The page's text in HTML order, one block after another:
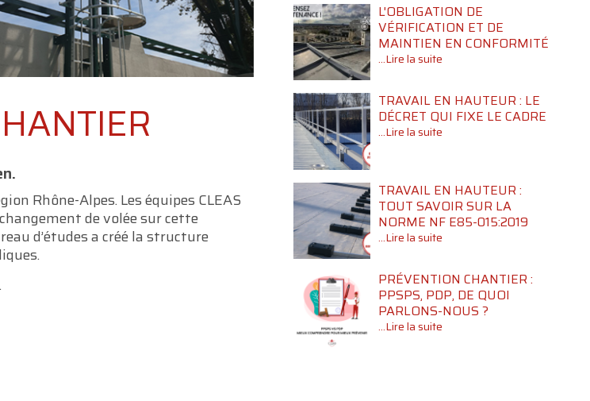
Rhône-Alpes. Les équipes CLEAS
de volée sur cette
d’études a créé la structure
L'OBLIGATION DE
VÉRIFICATION ET DE
MAINTIEN EN CONFORMITÉ
...Lire la suite
TRAVAIL EN HAUTEUR : LE
DÉCRET QUI FIXE LE CADRE
...Lire la suite
TRAVAIL EN HAUTEUR :
TOUT SAVOIR SUR LA
NORME NF E85-015:2019
...Lire la suite
PRÉVENTION CHANTIER :
PPSPS, PDP, DE QUOI
PARLONS-NOUS ?
...Lire la suite